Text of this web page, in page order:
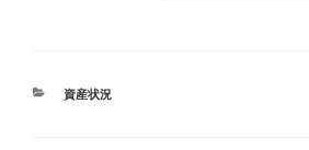
カ
資産状況